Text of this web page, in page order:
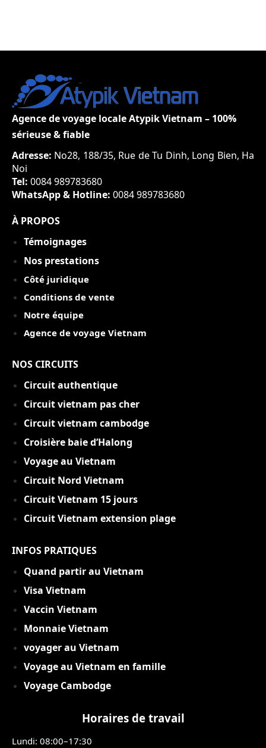
Agence de voyage locale Atypik Vietnam – 100%
sérieuse & fiable
Adresse: No28, 188/35, Rue de Tu Dinh, Long Bien, Ha
Noi
Tel: 0084 989783680
WhatsApp & Hotline: 0084 989783680
À PROPOS
Témoignages
Nos prestations
Côté juridique
Conditions de vente
Notre équipe
Agence de voyage Vietnam
NOS CIRCUITS
Circuit authentique
Circuit vietnam pas cher
Circuit vietnam cambodge
Croisière baie d’Halong
Voyage au Vietnam
Circuit Nord Vietnam
Circuit Vietnam 15 jours
Circuit Vietnam extension plage
INFOS PRATIQUES
Quand partir au Vietnam
Visa Vietnam
Vaccin Vietnam
Monnaie Vietnam
voyager au Vietnam
Voyage au Vietnam en famille
Voyage Cambodge
Horaires de travail
Lundi: 08:00–17:30